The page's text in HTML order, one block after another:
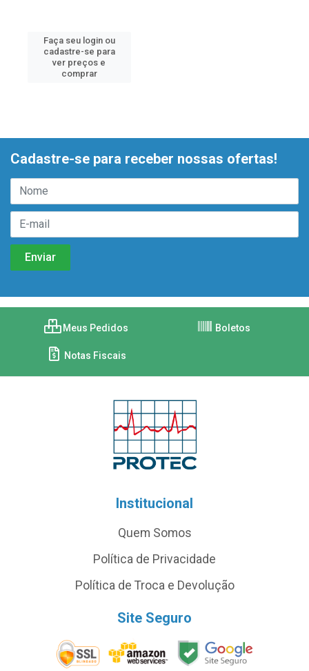
Faça seu login ou
cadastre-se para
ver preços e
comprar
Cadastre-se para receber nossas ofertas!
Meus Pedidos Boletos
Notas Fiscais
Institucional
Quem Somos
Política de Privacidade
Política de Troca e Devolução
Site Seguro